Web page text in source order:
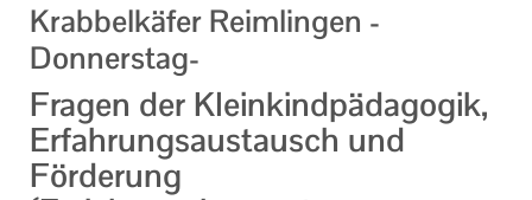
Krabbelkäfer Reimlingen -
Donnerstag-
Fragen der Kleinkindpädagogik,
Erfahrungsaustausch und
Förderung
Zentrale Veranstaltungen
Eltern-Kind-Gruppen
Gymnastikkurse
Alle Veranstaltungen